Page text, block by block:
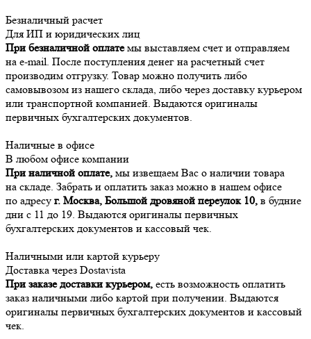
Безналичный расчет
Для ИП и юридических лиц
При безналичной оплатемы выставляем счет и отправляем
на e-mail. После поступления денег на расчетный счет
производим отгрузку. Товар можно получить либо
самовывозом из нашего склада, либо через доставку курьером
или транспортной компанией. Выдаются оригиналы
первичных бухгалтерских документов.
Наличные в офисе
В любом офисе компании
При наличной оплате, мы извещаем Вас о наличии товара
на складе. Забрать и оплатить заказ можно в нашем офисе
по адресу г. Москва, Большой дровяной переулок 10, в будние
дни с 11 до 19. Выдаются оригиналы первичных
бухгалтерских документов и кассовый чек.
Наличными или картой курьеру
Доставка через Dostavista
При заказе доставки курьером, есть возможность оплатить
заказ наличными либо картой при получении. Выдаются
оригиналы первичных бухгалтерских документов и кассовый
чек.